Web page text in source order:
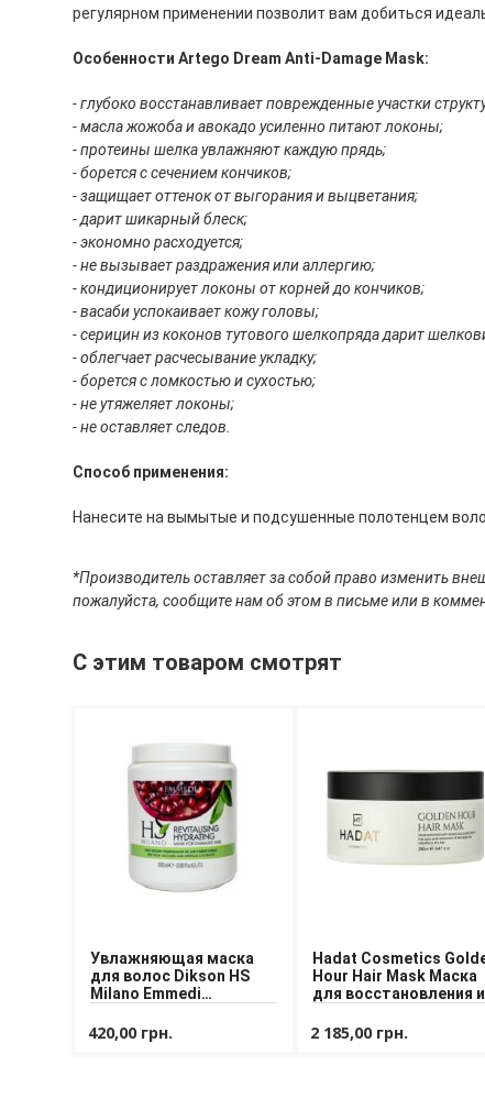
регулярном применении позволит вам добиться
Особенности Artego Dream Anti-Damage Mask:
- глубоко восстанавливает поврежденные участки
- масла жожоба и авокадо усиленно питают локоны;
- протеины шелка увлажняют каждую прядь;
- борется с сечением кончиков;
- защищает оттенок от выгорания и выцветания;
- дарит шикарный блеск;
- экономно расходуется;
- не вызывает раздражения или аллергию;
- кондиционирует локоны от корней до кончиков;
- васаби успокаивает кожу головы;
- серицин из коконов тутового шелкопряда дарит
- облегчает расчесывание укладку;
- борется с ломкостью и сухостью;
- не утяжеляет локоны;
- не оставляет следов.
Способ применения:
Нанесите на вымытые и подсушенные полотенцем
*Производитель оставляет за собой право изменить
пожалуйста, сообщите нам об этом в письме или в
С этим товаром смотрят
Увлажняющая маска
для волос Dikson HS
Milano Emmedi
Mask for Damaged Hair
420,00 грн.
Hadat Cosmetics
Hour Hair Mask Маска
для восстановления и
2 185,00 грн.